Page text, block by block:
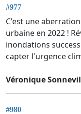
#977
C'est une
urbaine en 2022 !
inondations
capter l'urgence
Véronique
#980